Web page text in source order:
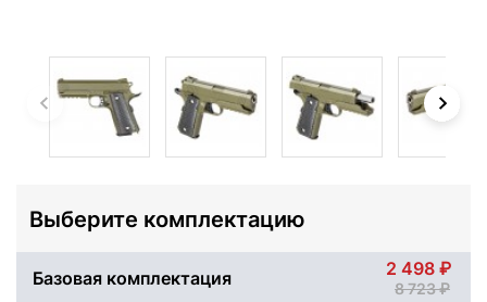
Выберите комплектацию
Базовая комплектация 2 498
8 723